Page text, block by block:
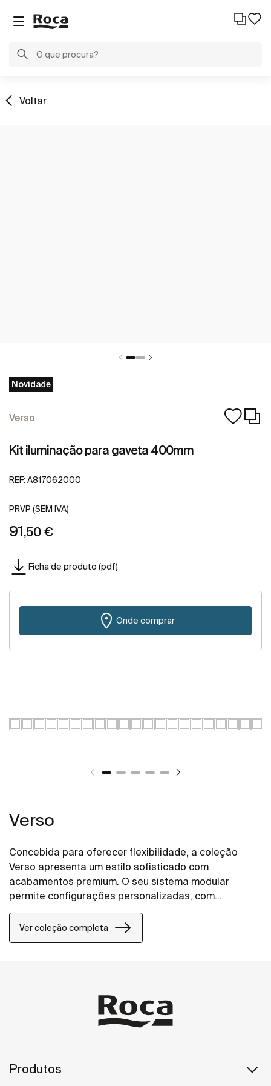
Voltar
Novidade
Verso
Kit iluminação para gaveta 400mm
REF: A817062000
PRVP (SEM IVA)
91,50 €
Ficha de produto (pdf)
Onde comprar
Verso
Concebida para oferecer flexibilidade, a coleção
Verso apresenta um estilo sofisticado com
acabamentos premium. O seu sistema modular
permite configurações personalizadas, com
diferentes combinações de gavetas, portas e
prateleiras, adaptando-se a diversas necessidades
de casa de banho.
Ver coleção completa
Produtos